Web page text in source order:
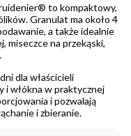
to kompaktowy,
Granulat ma około 4
a także idealnie
miseczce na przekąski,
dla właścicieli
i włókna w praktycznej
i pozwalają
i zbieranie.